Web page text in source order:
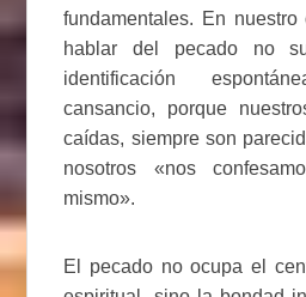
fundamentales. En
hablar del pecado no
identificación
cansancio, porque
caídas, siempre son
nosotros «nos
mismo».
El pecado no ocupa el